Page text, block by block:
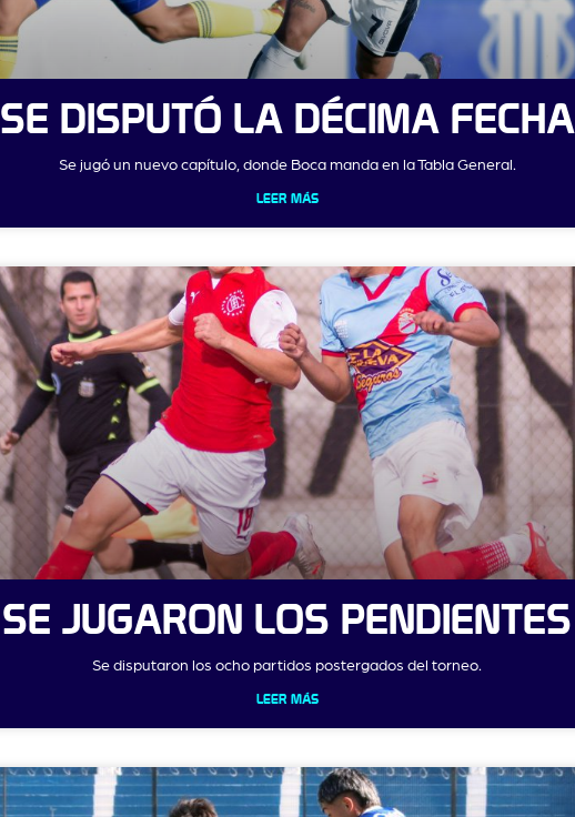
SE DISPUTÓ LA DÉCIMA FECHA
Se jugó un nuevo capítulo, donde Boca manda en la Tabla General.
LEER MÁS
SE JUGARON LOS PENDIENTES
Se disputaron los ocho partidos postergados del torneo.
LEER MÁS